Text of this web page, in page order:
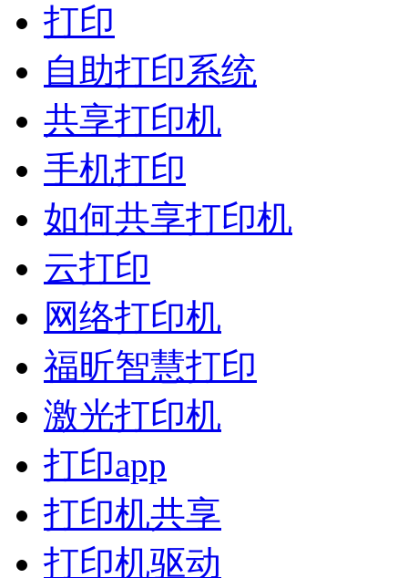
打印
自助打印系统
共享打印机
手机打印
如何共享打印机
云打印
网络打印机
福昕智慧打印
激光打印机
打印app
打印机共享
打印机驱动